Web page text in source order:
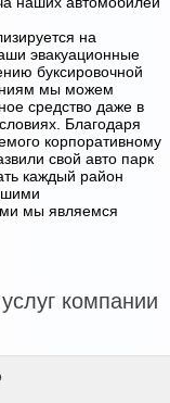
на
эвакуационные
буксировочной
мы можем
средство даже в
Благодаря
корпоративному
свой авто парк
каждый район
мы являемся
компании